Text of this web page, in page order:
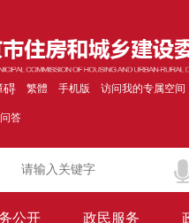
碍 繁體 手机版 访问我的专属空间
答
公开 政民服务